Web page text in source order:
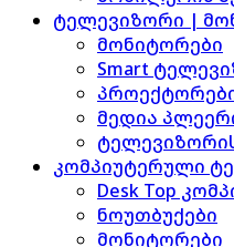
ტელევიზორი |
მონიტორები
Smart
მედია
კომპიუტერული
Desk Top
ნოუთბუქები
მონიტორები